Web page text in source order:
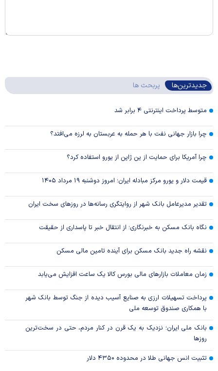
جدیدترین‌ها پربحث ها
متوسط پرداخت اینترنتی ۴ برابر شد
چرا بازار جهانی نفت با هر حمله به عربستان به لرزه می‌افتد؟
چرا آمریکا برای حمایت از ین ژاپن از یورو استفاده کرد؟
قیمت دلار و یورو مرکز مبادله ایران؛ امروز دوشنبه ۱۹ مرداد ۱۴۰۵
تقدیر مدیرعامل بانک شهر از روایتگری رسانه‌ها در روز‌های سخت ایران
نگاه بانک مسکن به خبرنگاری؛ از انتقال خبر تا پاسداری از حقیقت
نقشه راه جدید بانک مسکن برای آینده تامین مالی مسکن
زمان معاملات بازار‌های مالی بورس کالا یک ساعت افزایش می‌یابد
پرداخت تسهیلات ارزی به صنایع آسیب دیده از جنگ توسط بانک شهر
با همکاری صندوق توسعه ملی
بانک ملی ایران؛ نزدیک به یک قرن در کنار مردم، حتی در سخت‌ترین
روز‌ها
تثبیت انس جهانی طلا در محدوده ۴۳۵۰ دلار